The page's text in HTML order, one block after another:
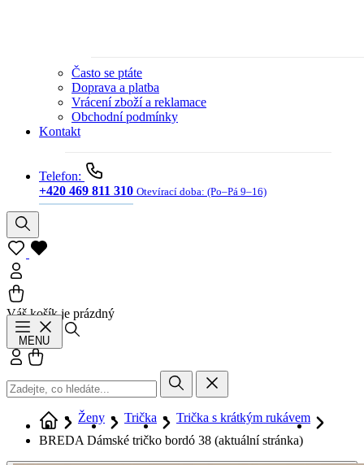
Často se ptáte
Doprava a platba
Vrácení zboží a reklamace
Obchodní podmínky
Kontakt
Telefon:
+420 469 811 310 Otevírací doba: (Po–Pá 9–16)
Váš košík je prázdný
MENU
Přihlásit se
Ženy Trička
Trička s krátkým rukávem
BREDA Dámské tričko bordó 38 (aktuální stránka)